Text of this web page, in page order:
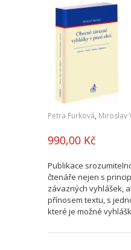
Petra Furková, Miroslav
990,00 Kč
Publikace
čtenáře nejen s
závazných vyhlášek,
přínosem textu, s
které je možné